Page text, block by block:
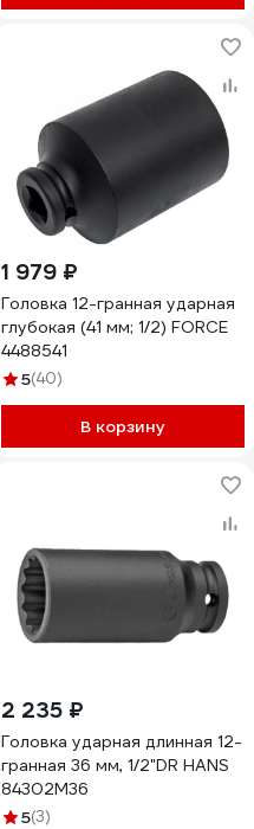
1 979 ₽
Головка 12-гранная ударная
глубокая (41 мм; 1/2) FORCE
4488541
5(40)
В корзину
2 235 ₽
Головка ударная длинная 12-
гранная 36 мм, 1/2"DR HANS
84302M36
5(3)